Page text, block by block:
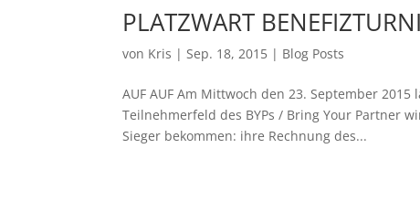
PLATZWART
von Kris |Sep. 18, 2015 | Blog Posts
AUF AUF Am Mittwoch den 23. September
Teilnehmerfeld des BYPs / Bring Your Partner
Sieger bekommen: ihre Rechnung des...